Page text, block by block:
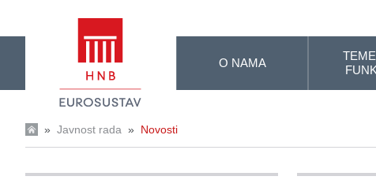
O NAMA
» Javnost rada » Novosti